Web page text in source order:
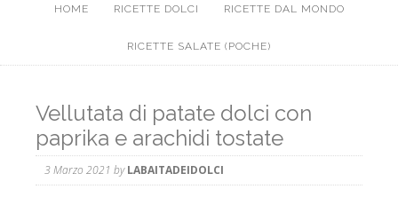
HOME RICETTE DOLCI RICETTE DAL MONDO
RICETTE SALATE (POCHE)
Vellutata di patate dolci con
paprika e arachidi tostate
3 Marzo 2021 byLABAITADEIDOLCI